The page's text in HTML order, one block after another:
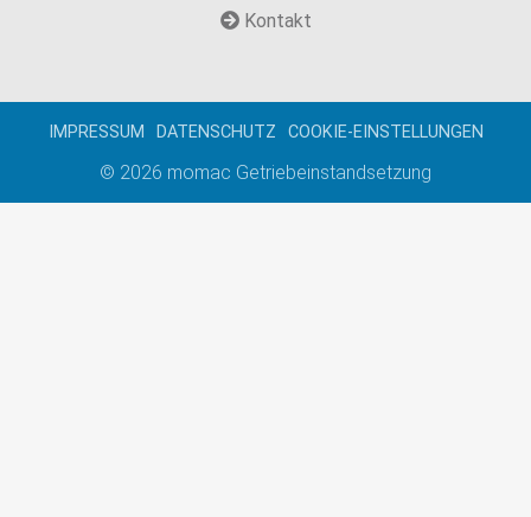
Kontakt
IMPRESSUM DATENSCHUTZ COOKIE-EINSTELLUNGEN
© 2026 momac Getriebeinstandsetzung